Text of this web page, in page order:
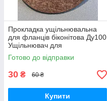
Прокладка ущільнювальна
для фланців біконітова Ду100
Ущільнювач для
трубопроводів Герметизуюча
прокладка Термостійка
прокладка
Готово до відправки
30 ₴ 60 ₴
Купити